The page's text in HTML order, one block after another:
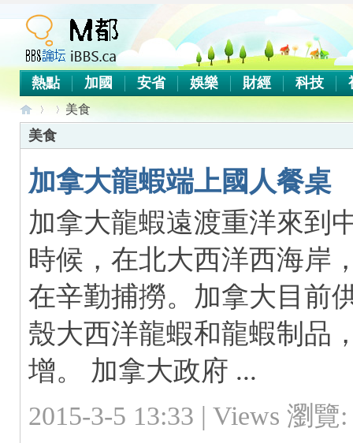
熱點 加國 安省 娛樂 財經 科技
iB› ›
美食
美食
加拿大龍蝦端上國人餐桌
加拿大龍蝦遠渡重洋來到
時候，在北大西洋西海岸
在辛勤捕撈。加拿大目前
殼大西洋龍蝦和龍蝦制品
增。 加拿大政府 ...
2015-3-5 13:33 | Views 瀏覽